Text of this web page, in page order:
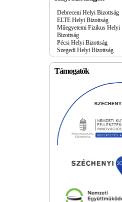
Debreceni Helyi Bizottság
ELTE Helyi Bizottság
Műegyetemi Fizikus Helyi
Bizottság
Pécsi Helyi Bizottság
Szegedi Helyi Bizottság
Támogatók